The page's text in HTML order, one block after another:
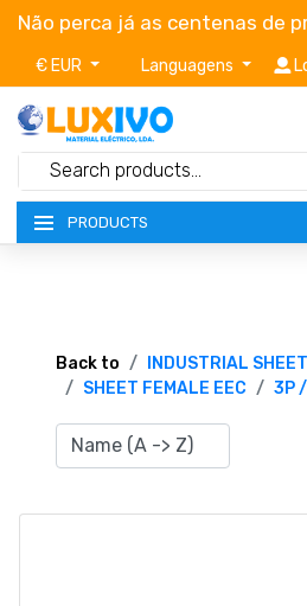
Não perca já as centenas de
€ EUR Languagens
PRODUCTS
TERMS OF SERVICE
Back to
INDUSTRIAL
SHEET FEMALE EEC
3P